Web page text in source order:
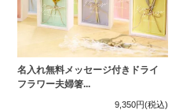
名入れ無料メッセージ付きドライ
フラワー夫婦箸...
9,350円(税込)